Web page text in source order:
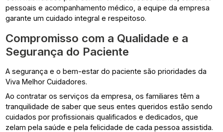
pessoais e acompanhamento médico, a equipe da empresa
garante um cuidado integral e respeitoso.
Compromisso com a Qualidade e a
Segurança do Paciente
A segurança e o bem-estar do paciente são prioridades da
Viva Melhor Cuidadores.
Ao contratar os serviços da empresa, os familiares têm a
tranquilidade de saber que seus entes queridos estão sendo
cuidados por profissionais qualificados e dedicados, que
zelam pela saúde e pela felicidade de cada pessoa assistida.